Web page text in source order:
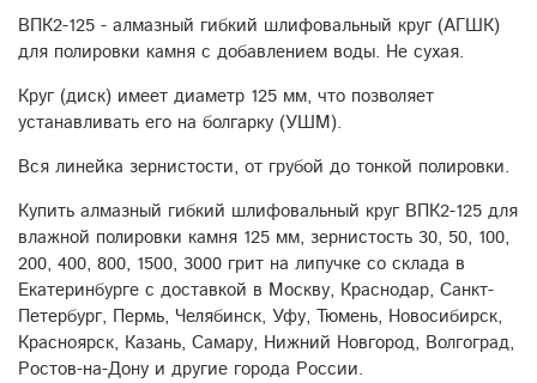
ВПК2-125 - алмазный гибкий шлифовальный круг (АГШК)
для полировки камня с добавлением воды. Не сухая.
Круг (диск) имеет диаметр 125 мм, что позволяет
устанавливать его на болгарку (УШМ).
Вся линейка зернистости, от грубой до тонкой полировки.
Купить алмазный гибкий шлифовальный круг ВПК2-125 для
влажной полировки камня 125 мм, зернистость 30, 50, 100,
200, 400, 800, 1500, 3000 грит на липучке со склада в
Екатеринбурге с доставкой в Москву, Краснодар, Санкт-
Петербург, Пермь, Челябинск, Уфу, Тюмень, Новосибирск,
Красноярск, Казань, Самару, Нижний Новгород, Волгоград,
Ростов-на-Дону и другие города России.